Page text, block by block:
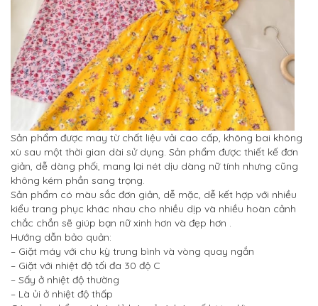
Sản phẩm được may từ chất liệu vải cao cấp, không bai không
xù sau một thời gian dài sử dụng. Sản phẩm được thiết kế đơn
giản, dễ dàng phối, mang lại nét dịu dàng nữ tính nhưng cũng
không kém phần sang trọng.
Sản phẩm có màu sắc đơn giản, dễ mặc, dễ kết hợp với nhiều
kiểu trang phục khác nhau cho nhiều dịp và nhiều hoàn cảnh
chắc chắn sẽ giúp bạn nữ xinh hơn và đẹp hơn .
Hướng dẫn bảo quản:
– Giặt máy với chu kỳ trung bình và vòng quay ngắn
– Giặt với nhiệt độ tối đa 30 độ C
– Sấy ở nhiệt độ thường
– Là ủi ở nhiệt độ thấp